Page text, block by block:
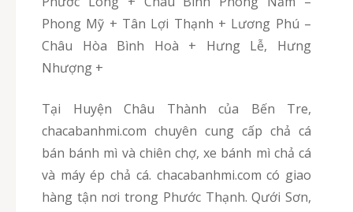
Phong Mỹ + Tân Lợi Thạnh + Lương Phú –
Châu Hòa Bình Hoà + Hưng Lễ, Hưng
Nhượng +
Tại Huyện Châu Thành của Bến Tre,
chacabanhmi.com chuyên cung cấp chả cá
bán bánh mì và chiên chợ, xe bánh mì chả cá
và máy ép chả cá. chacabanhmi.com có giao
hàng tận nơi trong Phước Thạnh. Qưới Sơn,